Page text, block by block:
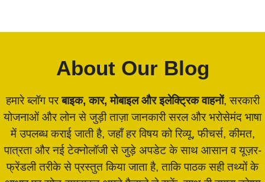
About Our Blog
हमारे ब्लॉग परबाइक, कार, मोबाइल और इलेक्ट्रिक वाहनों, सरकारी
योजनाओं और लोन से जुड़ी ताज़ा जानकारी सरल और भरोसेमंद भाषा
में उपलब्ध कराई जाती है, जहाँ हर विषय को रिव्यू, फीचर्स, कीमत,
पात्रता और नई टेक्नोलॉजी से जुड़े अपडेट के साथ आसान व यूज़र-
फ्रेंडली तरीके से प्रस्तुत किया जाता है, ताकि पाठक सही तथ्यों के